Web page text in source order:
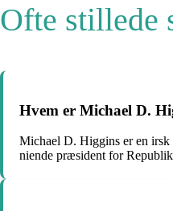
Ofte stillede
Hvem er Michael D.
Michael D. Higgins er en
niende præsident for